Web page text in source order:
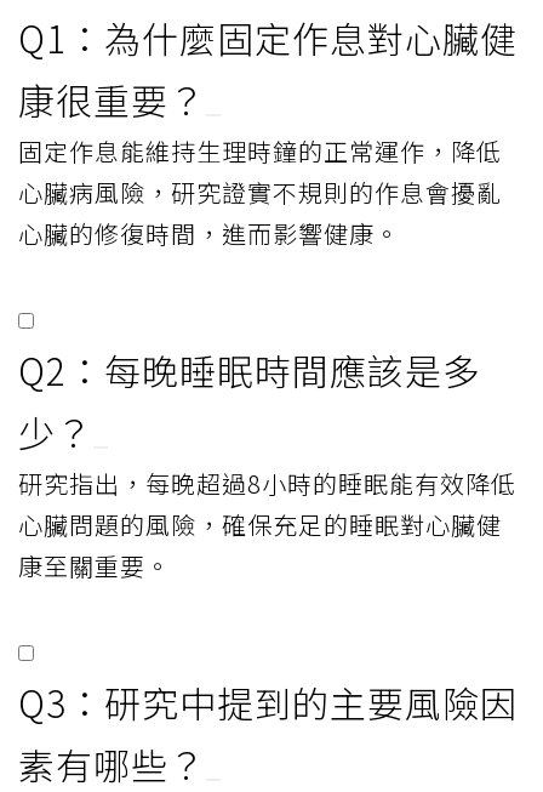
Q1：為什麼固定作息對心臟健
康很重要？
固定作息能維持生理時鐘的正常運作，降低
心臟病風險，研究證實不規則的作息會擾亂
心臟的修復時間，進而影響健康。
Q2：每晚睡眠時間應該是多
少？
研究指出，每晚超過8小時的睡眠能有效降低
心臟問題的風險，確保充足的睡眠對心臟健
康至關重要。
Q3：研究中提到的主要風險因
素有哪些？